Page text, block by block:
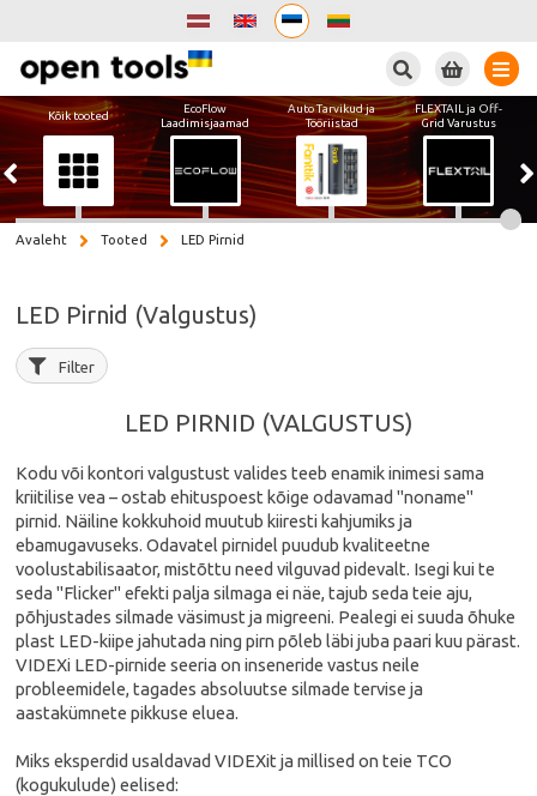
Kõik tooted
EcoFlow
Laadimisjaamad
Auto Tarvikud ja
Tööriistad
FLEXTAIL ja Off-
Grid Varustus
Avaleht Tooted LED Pirnid
LED Pirnid (Valgustus)
Filter
LED PIRNID (VALGUSTUS)
Kodu või kontori valgustust valides teeb enamik inimesi sama
kriitilise vea – ostab ehituspoest kõige odavamad "noname"
pirnid. Näiline kokkuhoid muutub kiiresti kahjumiks ja
ebamugavuseks. Odavatel pirnidel puudub kvaliteetne
voolustabilisaator, mistõttu need vilguvad pidevalt. Isegi kui te
seda "Flicker" efekti palja silmaga ei näe, tajub seda teie aju,
põhjustades silmade väsimust ja migreeni. Pealegi ei suuda õhuke
plast LED-kiipe jahutada ning pirn põleb läbi juba paari kuu pärast.
VIDEXi LED-pirnide seeria on inseneride vastus neile
probleemidele, tagades absoluutse silmade tervise ja
aastakümnete pikkuse eluea.
Miks eksperdid usaldavad VIDEXit ja millised on teie TCO
(kogukulude) eelised: